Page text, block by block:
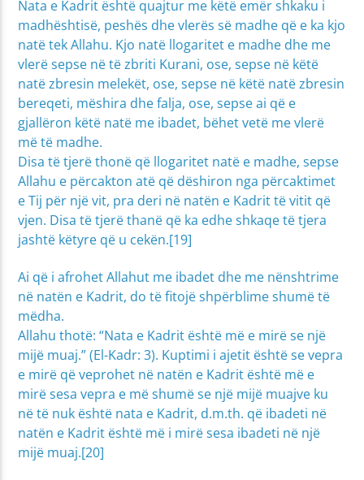
Nata e Kadrit është quajtur me këtë emër shkaku i
madhështisë, peshës dhe vlerës së madhe që e ka kjo
natë tek Allahu. Kjo natë llogaritet e madhe dhe me
vlerë sepse në të zbriti Kurani, ose, sepse në këtë
natë zbresin melekët, ose, sepse në këtë natë zbresin
bereqeti, mëshira dhe falja, ose, sepse ai që e
gjallëron këtë natë me ibadet, bëhet vetë me vlerë
më të madhe.
Disa të tjerë thonë që llogaritet natë e madhe, sepse
Allahu e përcakton atë që dëshiron nga përcaktimet
e Tij për një vit, pra deri në natën e Kadrit të vitit që
vjen. Disa të tjerë thanë që ka edhe shkaqe të tjera
jashtë këtyre që u cekën.[19]
Ai që i afrohet Allahut me ibadet dhe me nënshtrime
në natën e Kadrit, do të fitojë shpërblime shumë të
mëdha.
Allahu thotë: “Nata e Kadrit është më e mirë se një
mijë muaj.” (El-Kadr: 3). Kuptimi i ajetit është se vepra
e mirë që veprohet në natën e Kadrit është më e
mirë sesa vepra e më shumë se një mijë muajve ku
në të nuk është nata e Kadrit, d.m.th. që ibadeti në
natën e Kadrit është më i mirë sesa ibadeti në një
mijë muaj.[20]